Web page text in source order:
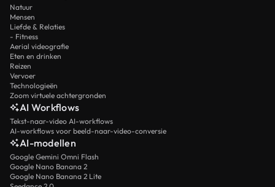
Natuur
Mensen
Liefde & Relaties
- Fitness
Aerial videografie
Eten en drinken
Reizen
Vervoer
Technologieën
Zoom virtuele achtergronden
AI Workflows
Tekst-naar-video AI-workflows
AI-workflows voor beeld-naar-video-conversie
AI-modellen
Google Gemini Omni Flash
Google Nano Banana 2
Google Nano Banana 2 Lite